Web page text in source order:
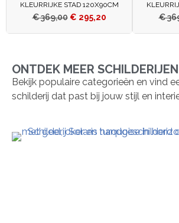
KLEURRIJKE STAD 120X90CM
€369,00 € 295,20 €
ONTDEK MEER SCHILDERIJEN
Bekijk populaire categorieën en vind
schilderij dat past bij jouw stijl en